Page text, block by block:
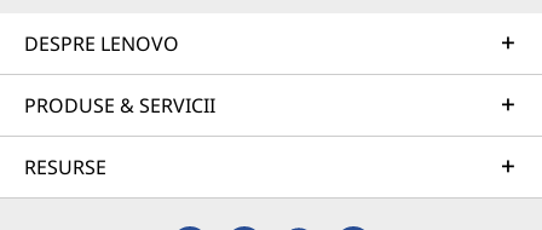
DESPRE LENOVO
PRODUSE & SERVICII
RESURSE